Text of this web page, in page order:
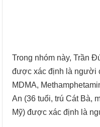
Trong nhóm này, Trần
được xác định là người
MDMA,
An (36 tuổi, trú Cát Bà,
Mỹ) được xác định là